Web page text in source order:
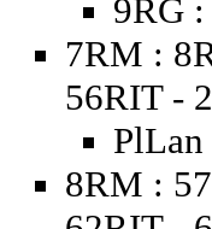
9RG
7RM :
56RIT -
8RM :